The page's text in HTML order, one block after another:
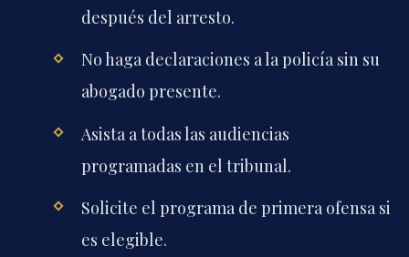
después del arresto.
No haga declaraciones a la policía sin su
abogado presente.
Asista a todas las audiencias
programadas en el tribunal.
Solicite el programa de primera ofensa si
es elegible.